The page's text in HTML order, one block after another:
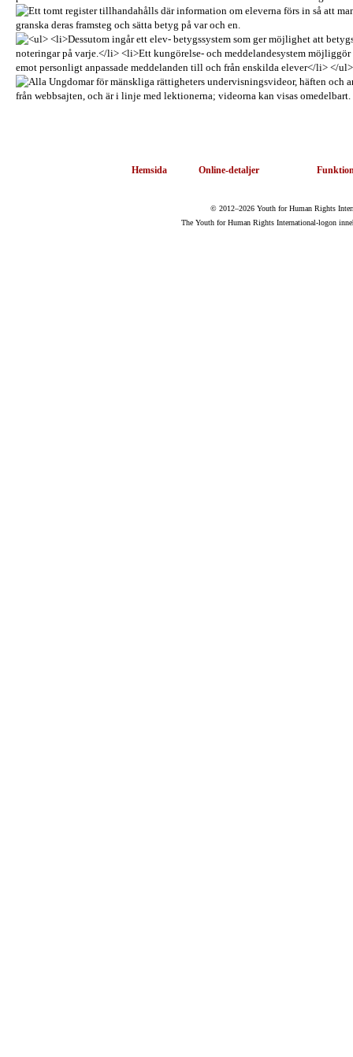
Hemsida Online-detaljer
© 2012–2026 Youth for Human Rights
The Youth for Human Rights International-logon